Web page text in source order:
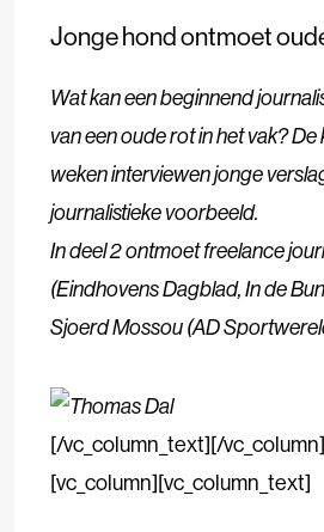
Jonge hond ontmoet
Wat kan een beginnend
van een oude rot in het vak?
weken interviewen jonge
journalistieke voorbeeld.
In deel 2 ontmoet freelance
(Eindhovens Dagblad, In de
Sjoerd Mossou (AD
[/vc_column_text][/
[vc_column][vc_column_text]